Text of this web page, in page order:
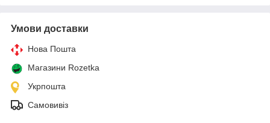
Умови доставки
Нова Пошта
Магазини Rozetka
Укрпошта
Самовивіз